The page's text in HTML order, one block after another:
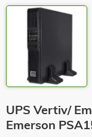
UPS Vertiv/
Emerson